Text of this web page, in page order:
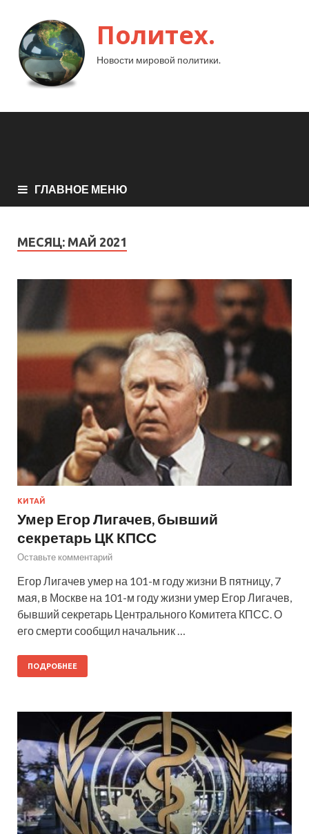
Политех.
Новости мировой политики.
ГЛАВНОЕ МЕНЮ
МЕСЯЦ: МАЙ 2021
КИТАЙ
Умер Егор Лигачев, бывший
секретарь ЦК КПСС
Оставьте комментарий
Егор Лигачев умер на 101-м году жизни В пятницу, 7
мая, в Москве на 101-м году жизни умер Егор Лигачев,
бывший секретарь Центрального Комитета КПСС. О
его смерти сообщил начальник …
ПОДРОБНЕЕ